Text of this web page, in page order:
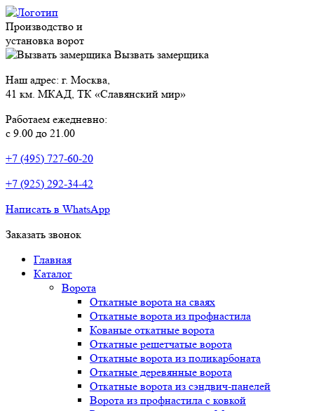
Производство и
установка ворот
Вызвать замерщика
Наш адрес: г. Москва,
41 км. МКАД, ТК «Славянский мир»
Работаем ежедневно:
с 9.00 до 21.00
+7 (495) 727-60-20
+7 (925) 292-34-42
Написать в WhatsApp
Заказать звонок
Главная
Каталог
Ворота
Откатные ворота на сваях
Откатные ворота из профнастила
Кованые откатные ворота
Откатные решетчатые ворота
Откатные ворота из поликарбоната
Откатные деревянные ворота
Откатные ворота из сэндвич-панелей
Ворота из профнастила с ковкой